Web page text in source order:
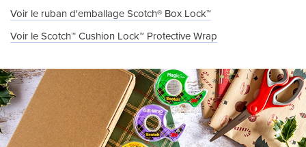
Voir le ruban d'emballage Scotch® Box Lock™
Voir le Scotch™ Cushion Lock™ Protective Wrap